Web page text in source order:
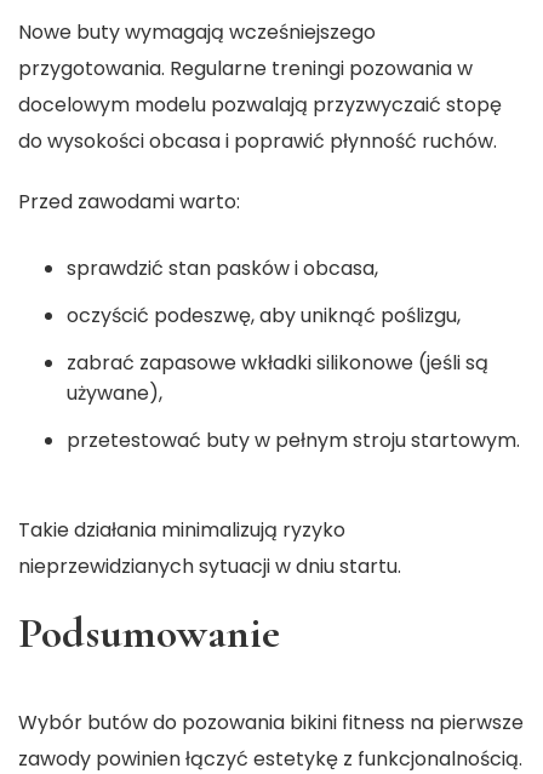
Nowe buty wymagają wcześniejszego
przygotowania. Regularne treningi pozowania w
docelowym modelu pozwalają przyzwyczaić stopę
do wysokości obcasa i poprawić płynność ruchów.
Przed zawodami warto:
sprawdzić stan pasków i obcasa,
oczyścić podeszwę, aby uniknąć poślizgu,
zabrać zapasowe wkładki silikonowe (jeśli są
używane),
przetestować buty w pełnym stroju startowym.
Takie działania minimalizują ryzyko
nieprzewidzianych sytuacji w dniu startu.
Podsumowanie
Wybór butów do pozowania bikini fitness na pierwsze
zawody powinien łączyć estetykę z funkcjonalnością.